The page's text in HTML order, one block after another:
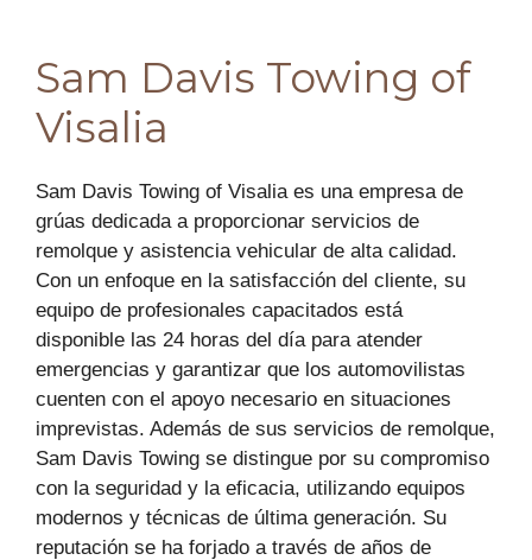
Sam Davis Towing of
Visalia
Sam Davis Towing of Visalia es una empresa de
grúas dedicada a proporcionar servicios de
remolque y asistencia vehicular de alta calidad.
Con un enfoque en la satisfacción del cliente, su
equipo de profesionales capacitados está
disponible las 24 horas del día para atender
emergencias y garantizar que los automovilistas
cuenten con el apoyo necesario en situaciones
imprevistas. Además de sus servicios de remolque,
Sam Davis Towing se distingue por su compromiso
con la seguridad y la eficacia, utilizando equipos
modernos y técnicas de última generación. Su
reputación se ha forjado a través de años de